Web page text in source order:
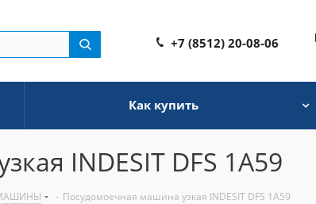
+7 (8512) 20-08-06
Как купить
INDESIT DFS 1A59
- Посудомоечная машина узкая INDESIT DFS 1A59